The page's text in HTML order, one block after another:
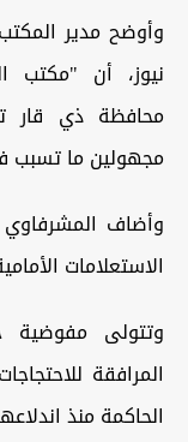
وأوضح مدير
نيوز، أن "مكتب
محافظة ذي قار
مجهولين ما تسبب
وأضاف المشرفاوي
الاستعلامات
وتتولى مفوضية
المرافقة
الحاكمة منذ